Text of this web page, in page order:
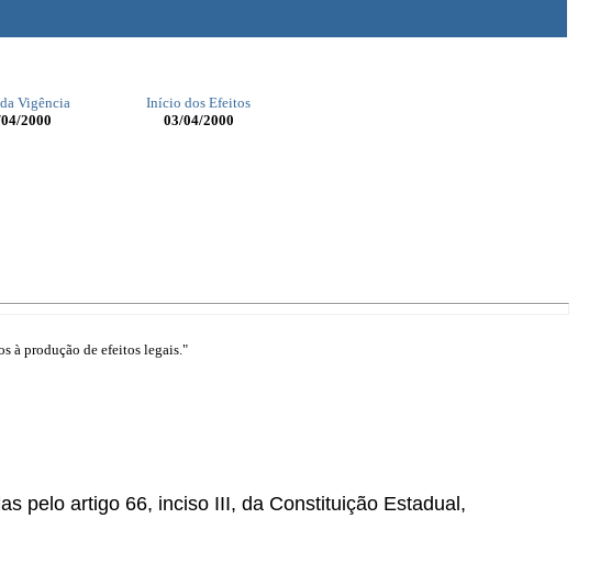
Vigência
Início dos Efeitos
2000 03/04/2000
à produção de efeitos legais."
pelo artigo 66, inciso III, da Constituição Estadual,